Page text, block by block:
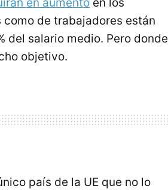
en aumento en los
de trabajadores están
del salario medio. Pero donde
objetivo.
país de la UE que no lo